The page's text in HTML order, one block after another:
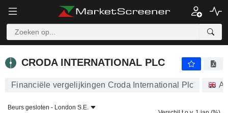
CRODA INTERNATIONAL PLC
Financiële vergelijkingen Croda International Plc
Beurs gesloten - London S.E.